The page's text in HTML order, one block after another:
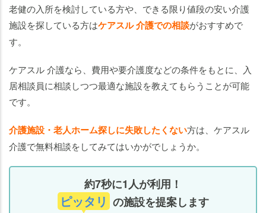
老健の入所を検討している方や、できる限り値段の安い介護
施設を探している方はケアスル 介護での相談がおすすめで
す。
ケアスル 介護なら、費用や要介護度などの条件をもとに、入
居相談員に相談しつつ最適な施設を教えてもらうことが可能
です。
介護施設・老人ホーム探しに失敗したくない方は、ケアスル
介護で無料相談をしてみてはいかがでしょうか。
約7秒に1人が利用！
ピッタリ の施設を提案します